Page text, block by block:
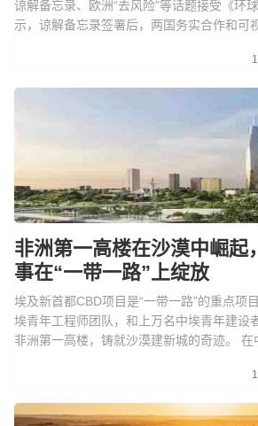
谅解备忘录、欧洲“去风险”等话题接受《环
示，谅解备忘录签署后，两国务实合作和可
非洲第一高楼在沙漠中崛起
事在“一带一路”上绽放
埃及新首都CBD项目是“一带一路”的重点项
埃青年工程师团队，和上万名中埃青年建设
非洲第一高楼，铸就沙漠建新城的奇迹。 在